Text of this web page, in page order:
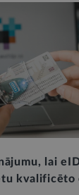
lai
kvalificēto